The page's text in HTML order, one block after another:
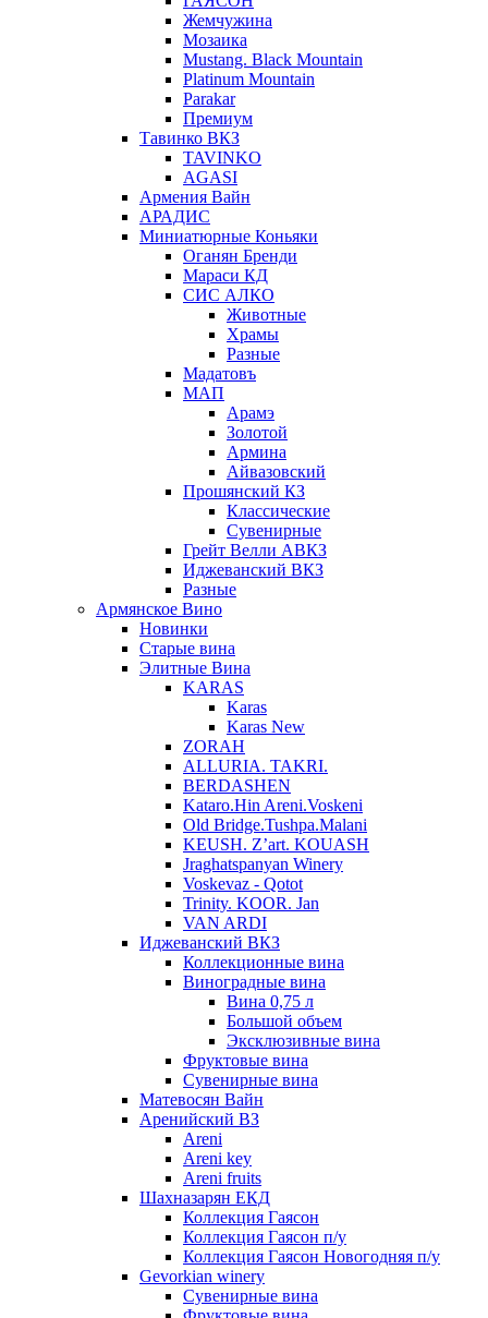
Жемчужина
Мозаика
Mustang. Black Mountain
Platinum Mountain
Parakar
Премиум
Тавинко ВКЗ
TAVINKO
AGASI
Армения Вайн
АРАДИС
Миниатюрные Коньяки
Оганян Бренди
Мараси КД
СИС АЛКО
Животные
Храмы
Разные
Мадатовъ
МАП
Арамэ
Золотой
Армина
Айвазовский
Прошянский КЗ
Классические
Сувенирные
Грейт Велли АВКЗ
Иджеванский ВКЗ
Разные
Армянское Вино
Новинки
Старые вина
Элитные Вина
KARAS
Karas
Karas New
ZORAH
ALLURIA. TAKRI.
BERDASHEN
Kataro.Hin Areni.Voskeni
Old Bridge.Tushpa.Malani
KEUSH. Z’art. KOUASH
Jraghatspanyan Winery
Voskevaz - Qotot
Trinity. KOOR. Jan
VAN ARDI
Иджеванский ВКЗ
Коллекционные вина
Виноградные вина
Вина 0,75 л
Большой объем
Эксклюзивные вина
Фруктовые вина
Cувенирные вина
Матевосян Вайн
Аренийский ВЗ
Areni
Areni key
Areni fruits
Шахназарян ЕКД
Коллекция Гаясон
Коллекция Гаясон п/у
Коллекция Гаясон Новогодняя п/у
Gevorkian winery
Сувенирные вина